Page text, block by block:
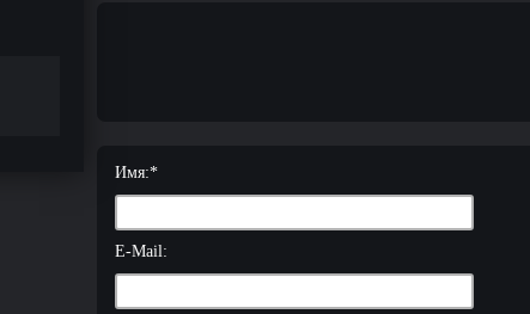
Имя:*
E-Mail: